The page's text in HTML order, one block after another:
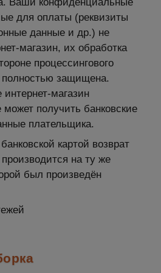
для оплаты (реквизиты
данные и др.) не
магазин, их обработка
процессингового
полностью защищена.
магазин
получить банковские
плательщика.
картой возврат
на ту же
был произведён